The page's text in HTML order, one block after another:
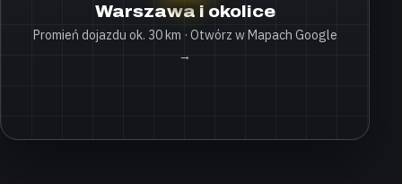
Warszawa i okolice
Promień dojazdu ok. 30 km · Otwórz w Mapach Google
→